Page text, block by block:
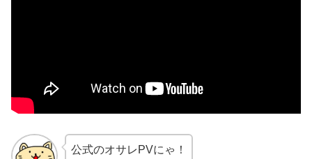
公式のオサレPVにゃ！